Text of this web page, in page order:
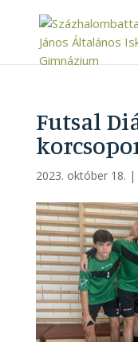
Futsal
2023. október 18. |